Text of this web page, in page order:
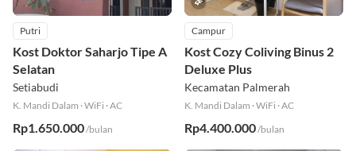
Putri
Kost Doktor Saharjo Tipe A
Selatan
Setiabudi
K. Mandi Dalam ·WiFi ·AC
Rp1.650.000/bulan
Campur
Kost Cozy Coliving Binus 2
Deluxe Plus
Kecamatan Palmerah
K. Mandi Dalam ·WiFi ·AC
Rp4.400.000/bulan